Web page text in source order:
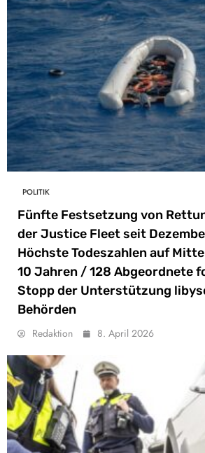
POLITIK
Fünfte Festsetzung von
der Justice Fleet seit
Höchste Todeszahlen auf
10 Jahren / 128 Abgeordnete
Stopp der Unterstützung
Behörden
Redaktion 8. April 2026